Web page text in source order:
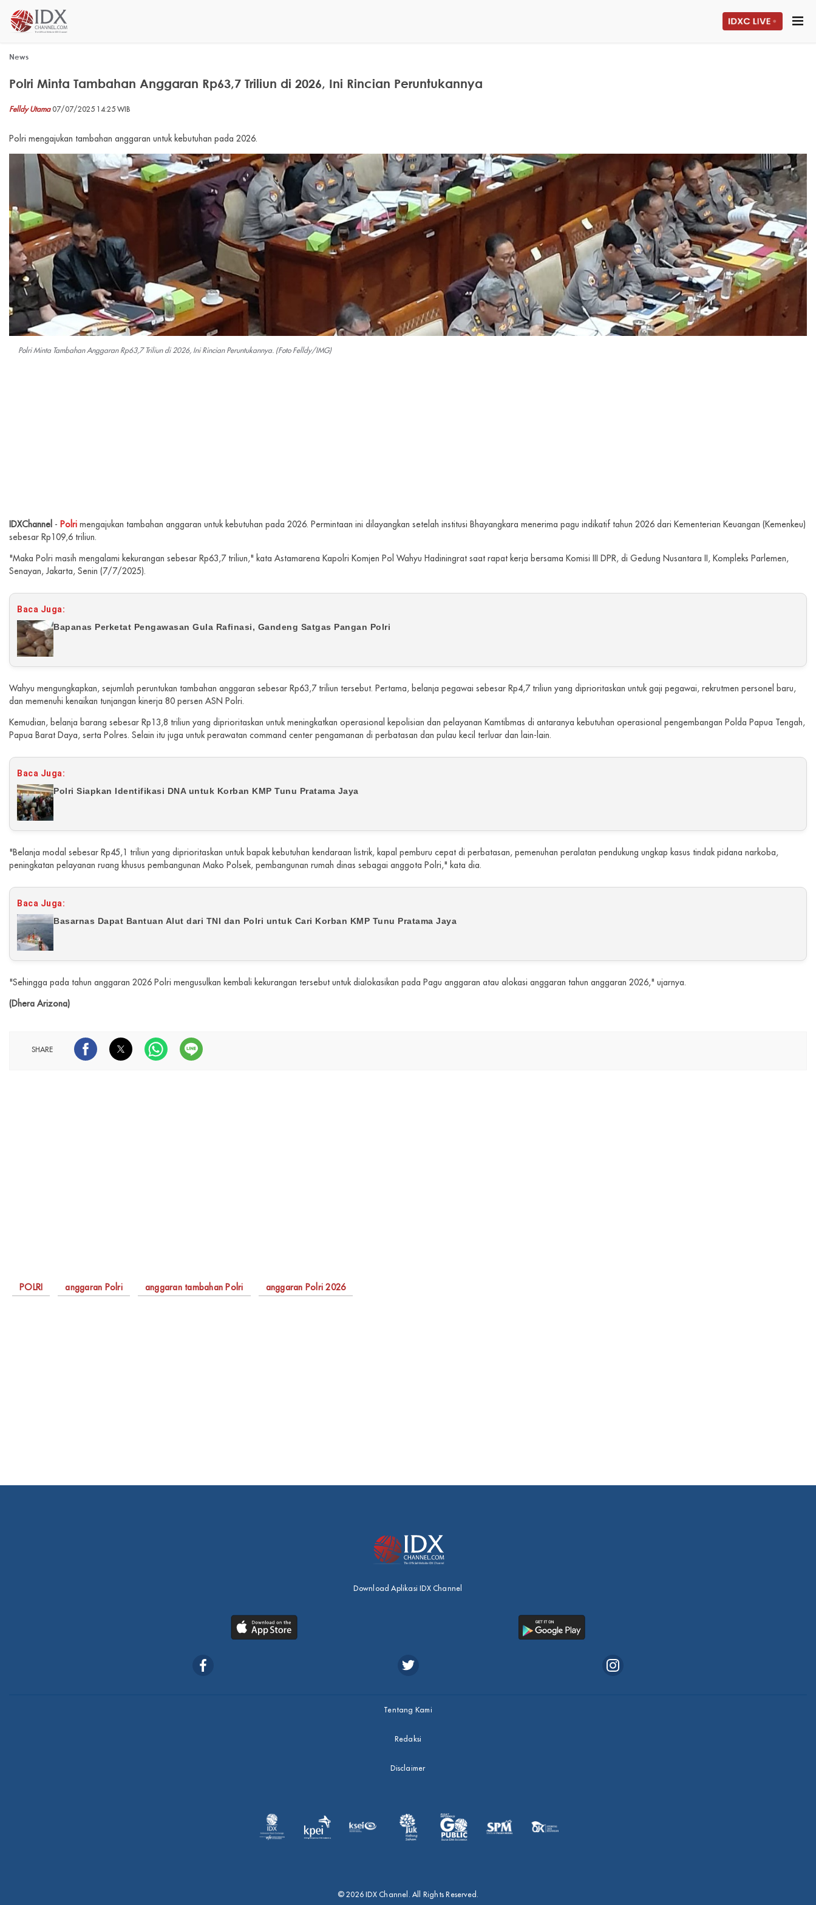
News
Polri Minta Tambahan Anggaran Rp63,7 Triliun di 2026, Ini Rincian Peruntukannya
Felldy Utama07/07/2025 14:25 WIB
Polri mengajukan tambahan anggaran untuk kebutuhan pada 2026.
Polri Minta Tambahan Anggaran Rp63,7 Triliun di 2026, Ini Rincian Peruntukannya. (Foto Felldy/IMG)
IDXChannel - Polri mengajukan tambahan anggaran untuk kebutuhan pada 2026. Permintaan ini dilayangkan setelah institusi Bhayangkara menerima pagu indikatif tahun 2026 dari Kementerian Keuangan (Kemenkeu)
sebesar Rp109,6 triliun.
"Maka Polri masih mengalami kekurangan sebesar Rp63,7 triliun," kata Astamarena Kapolri Komjen Pol Wahyu Hadiningrat saat rapat kerja bersama Komisi III DPR, di Gedung Nusantara II, Kompleks Parlemen,
Senayan, Jakarta, Senin (7/7/2025).
Baca Juga:
Bapanas Perketat Pengawasan Gula Rafinasi, Gandeng Satgas Pangan Polri
Wahyu mengungkapkan, sejumlah peruntukan tambahan anggaran sebesar Rp63,7 triliun tersebut. Pertama, belanja pegawai sebesar Rp4,7 triliun yang diprioritaskan untuk gaji pegawai, rekrutmen personel baru,
dan memenuhi kenaikan tunjangan kinerja 80 persen ASN Polri.
Kemudian, belanja barang sebesar Rp13,8 triliun yang diprioritaskan untuk meningkatkan operasional kepolisian dan pelayanan Kamtibmas di antaranya kebutuhan operasional pengembangan Polda Papua Tengah,
Papua Barat Daya, serta Polres. Selain itu juga untuk perawatan command center pengamanan di perbatasan dan pulau kecil terluar dan lain-lain.
Baca Juga:
Polri Siapkan Identifikasi DNA untuk Korban KMP Tunu Pratama Jaya
"Belanja modal sebesar Rp45,1 triliun yang diprioritaskan untuk bapak kebutuhan kendaraan listrik, kapal pemburu cepat di perbatasan, pemenuhan peralatan pendukung ungkap kasus tindak pidana narkoba,
peningkatan pelayanan ruang khusus pembangunan Mako Polsek, pembangunan rumah dinas sebagai anggota Polri," kata dia.
Baca Juga:
Basarnas Dapat Bantuan Alut dari TNI dan Polri untuk Cari Korban KMP Tunu Pratama Jaya
"Sehingga pada tahun anggaran 2026 Polri mengusulkan kembali kekurangan tersebut untuk dialokasikan pada Pagu anggaran atau alokasi anggaran tahun anggaran 2026," ujarnya.
(Dhera Arizona)
SHARE
POLRI anggaran Polri anggaran tambahan Polri anggaran Polri 2026
Download Aplikasi IDX Channel
Tentang Kami
Redaksi
Disclaimer
© 2026 IDX Channel. All Rights Reserved.